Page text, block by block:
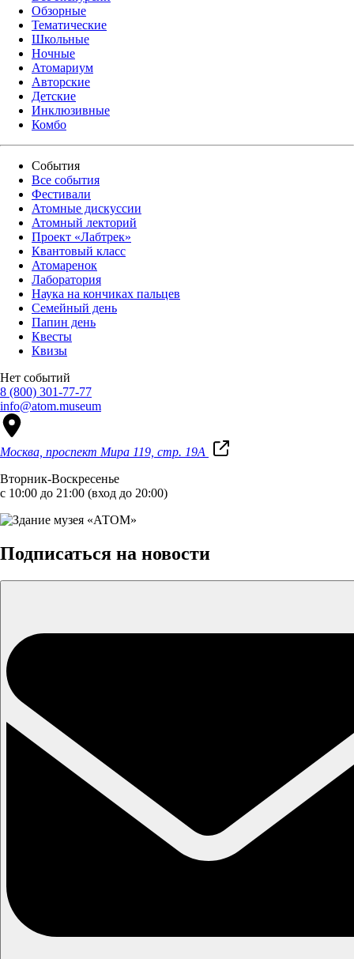
Обзорные
Тематические
Школьные
Ночные
Атомариум
Авторские
Детские
Инклюзивные
Комбо
События
Все события
Фестивали
Атомные дискуссии
Атомный лекторий
Проект «Лабтрек»
Квантовый класс
Атомаренок
Лаборатория
Наука на кончиках пальцев
Семейный день
Папин день
Квесты
Квизы
Нет событий
8 (800) 301-77-77
info@atom.museum
Москва, проспект Мира 119, стр. 19А
Вторник-Воскресенье
с 10:00 до 21:00 (вход до 20:00)
Подписаться на новости